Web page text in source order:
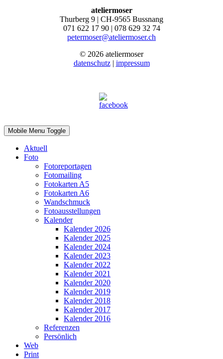
ateliermoser
Thurberg 9 | CH-9565 Bussnang
071 622 17 90 | 078 629 32 74
petermoser@ateliermoser.ch
© 2026 ateliermoser
datenschutz| impressum
Mobile Menu Toggle
Aktuell
Foto
Fotoreportagen
Fotomailing
Fotokarten A5
Fotokarten A6
Wandschmuck
Fotoausstellungen
Kalender
Kalender 2026
Kalender 2025
Kalender 2024
Kalender 2023
Kalender 2022
Kalender 2021
Kalender 2020
Kalender 2019
Kalender 2018
Kalender 2017
Kalender 2016
Referenzen
Persönlich
Web
Print